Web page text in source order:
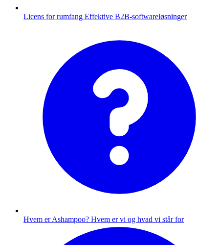
Licens for rumfang Effektive B2B-softwareløsninger
Hvem er Ashampoo? Hvem er vi og hvad vi står for